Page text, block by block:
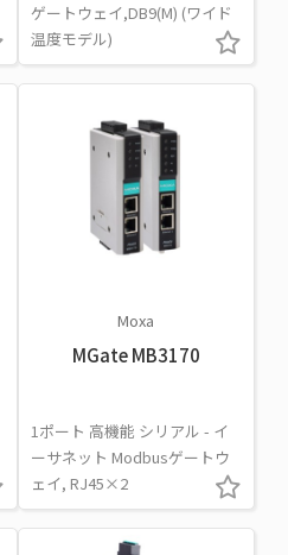
ゲートウェイ,DB9(M) (ワイド
温度モデル)
Moxa
MGate MB3170
1ポート 高機能 シリアル - イ
ーサネット Modbusゲートウ
ェイ, RJ45×2